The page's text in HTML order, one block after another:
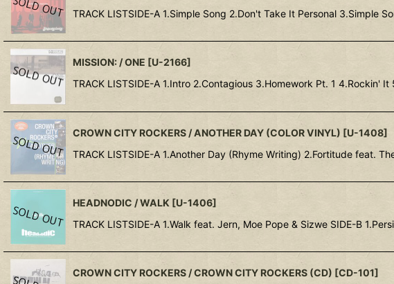
TRACK LISTSIDE-A 1.Simple Song 2.Don't Take It Personal 3.Simple
MISSION: / ONE [U-2166]
TRACK LISTSIDE-A 1.Intro 2.Contagious 3.Homework Pt. 1 4.Rockin'
CROWN CITY ROCKERS / ANOTHER DAY (COLOR VINYL) [U-1408]
TRACK LISTSIDE-A 1.Another Day (Rhyme Writing) 2.Fortitude feat.
HEADNODIC / WALK [U-1406]
TRACK LISTSIDE-A 1.Walk feat. Jern, Moe Pope & Sizwe SIDE-B
CROWN CITY ROCKERS / CROWN CITY ROCKERS (CD) [CD-101]